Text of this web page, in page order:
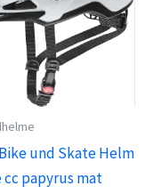
und Skate Helm
cc papyrus mat